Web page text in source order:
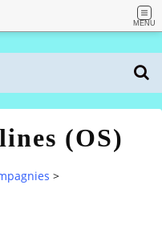
MENU
(OS)
>